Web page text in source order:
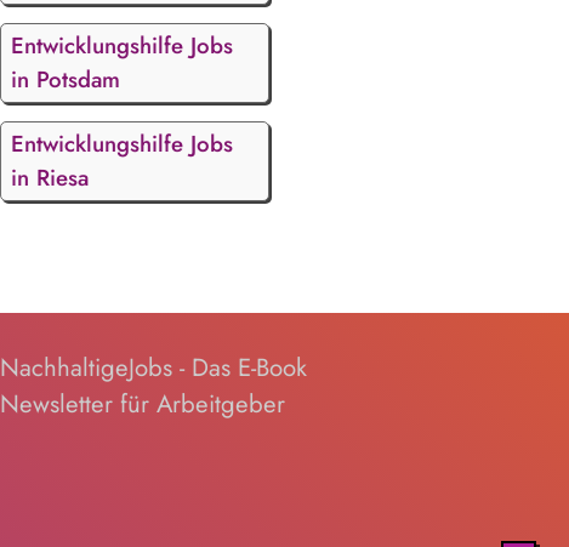
Entwicklungshilfe Jobs
in Potsdam
Entwicklungshilfe Jobs
in Riesa
NachhaltigeJobs - Das E-Book
Newsletter für Arbeitgeber